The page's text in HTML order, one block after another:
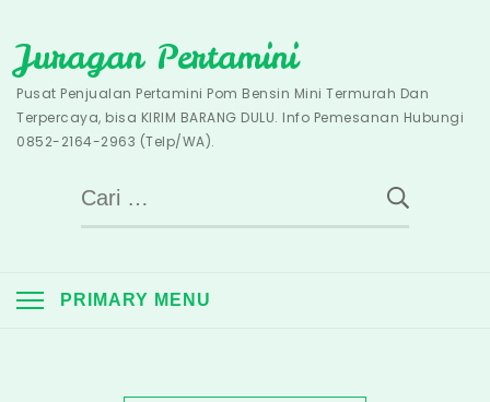
to
content
Juragan Pertamini
Pusat Penjualan Pertamini Pom Bensin Mini Termurah Dan
Terpercaya, bisa KIRIM BARANG DULU. Info Pemesanan Hubungi
0852-2164-2963 (Telp/WA).
Cari
untuk:
PRIMARY MENU